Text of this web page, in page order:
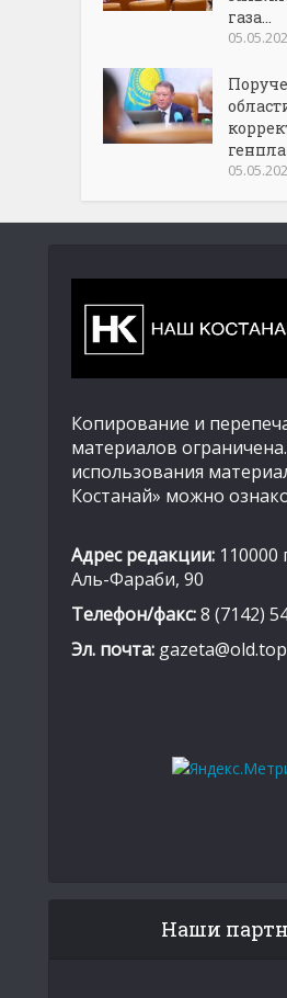
газа...
Копирование и
материалов
использования
Костанай» можно
Адрес редакции: 110000
Аль-Фараби, 90
Телефон/факс:8 (7142)
Эл. почта:
Наши